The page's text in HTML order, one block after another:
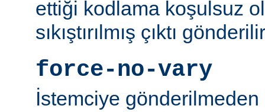
ettiği kodlama koşulsuz
sıkıştırılmış çıktı
force-no-vary
İstemciye